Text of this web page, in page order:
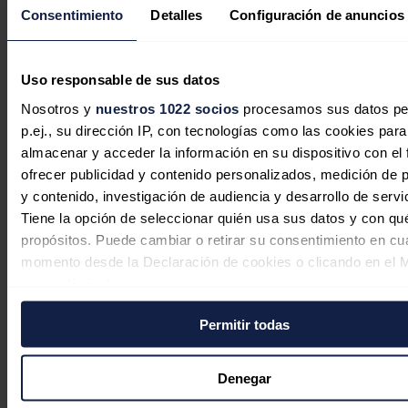
Consentimiento Detalles Configuración de anuncios
Uso responsable de sus datos
Nosotros y nuestros 1022 socios procesamos sus datos
p.ej., su dirección IP, con tecnologías como las cookies para
almacenar y acceder la información en su dispositivo con el
ofrecer publicidad y contenido personalizados, medición de
y contenido, investigación de audiencia y desarrollo de
Tiene la opción de seleccionar quién usa sus datos y con
propósitos. Puede cambiar o retirar su consentimiento en
momento desde la Declaración de cookies o clicando en el
Si lo permite, también quisiéramos:
Recopilar información sobre su ubicación geográfica
puede tener una precisión de varios metros
Identificar su dispositivo analizándolo activamente
Permitir todas
Denegar
La inversión energética en España
redes sustituyen al boom renovable
Sandra Acosta07/08/2026
Portugal aprueba una inversión de